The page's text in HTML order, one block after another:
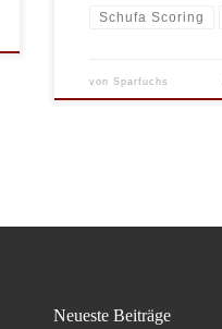
Schufa Scoring
vonSparfuchs
Neueste Beiträge